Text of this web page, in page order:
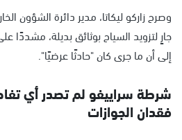
وصرح زاركو ليكاتا، مدير دائرة الشؤون
جارٍ لتزويد السياح بوثائق بديلة، مشددًا
إلى أن ما جرى كان "حادثًا عرضيًا".
شرطة سراييفو لم تصدر أي
فقدان الجوازات